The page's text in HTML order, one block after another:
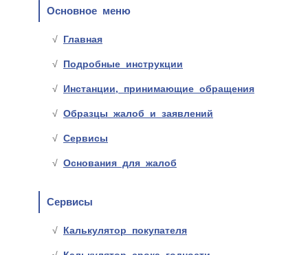
Основное меню
Главная
Подробные инструкции
Инстанции, принимающие обращения
Образцы жалоб и заявлений
Сервисы
Основания для жалоб
Сервисы
Калькулятор покупателя